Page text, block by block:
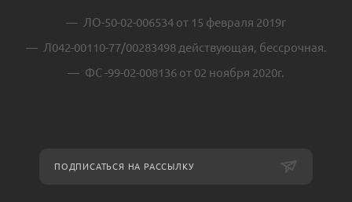
ЛО-50-02-006534 от 15 февраля 2019г
Л042-00110-77/00283498 действующая, бессрочная.
ФС -99-02-008136 от 02 ноября 2020г.
ПОДПИСАТЬСЯ НА РАССЫЛКУ